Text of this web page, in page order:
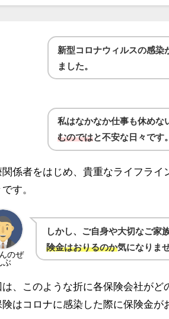
新型コロナウィルスの感染
ました。
私はなかなか仕事も休めな
むのではと不安な日々です。
関係者をはじめ、貴重なライフラ
す。
のぜ
ぶ
しかし、ご自身や大切なご家
険金はおりるのか気になりま
は、このような折に各保険会社が
険はコロナに感染した際に保険金が